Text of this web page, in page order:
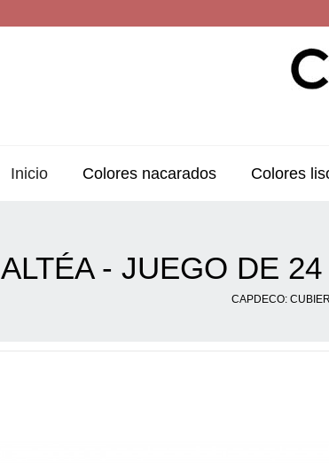
Inicio Colores nacarados Colores
ALTÉA - JUEGO DE
CAPDECO: